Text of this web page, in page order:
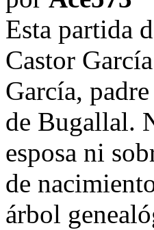
Esta partida
Castor
García,
de Bugallal.
esposa ni
de
árbol